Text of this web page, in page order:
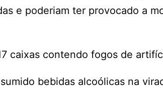
e poderiam ter provocado a
caixas contendo fogos de
bebidas alcoólicas na